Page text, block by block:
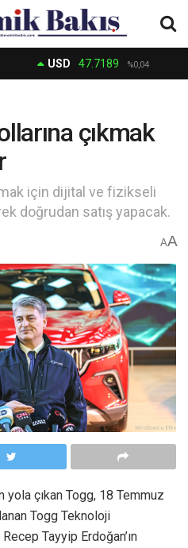
USD 47.7189 %0,04
çıkmak
için dijital ve fizikseli
doğrudan satış yapacak.
AA
yola çıkan Togg, 18 Temmuz
Togg Teknoloji
Tayyip Erdoğan’ın